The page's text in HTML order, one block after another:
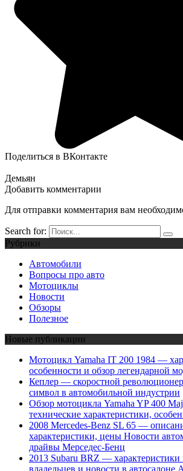
Поделиться в ВКонтакте
Демьян
Добавить комментарии
Для отправки комментария вам
Search for:
Рубрики
Автомобили
Вопросы про авто
Мотоциклы
Новости
Обзоры
Полезное
Новые публикации
Мотоцикл Yamaha IT 200 1984 —
особенности и обзор легендарной
Кеплер — скоростной
символ в автомобильной индустрии
Обзор мотоцикла Yamaha YP 400
технические характеристики,
2008 Mercedes-Benz SL 65 —
характеристики, цены Новости
драйвы Мерседес-Бенц
2013 Subaru BRZ —
владельцев и новости в автосалоне